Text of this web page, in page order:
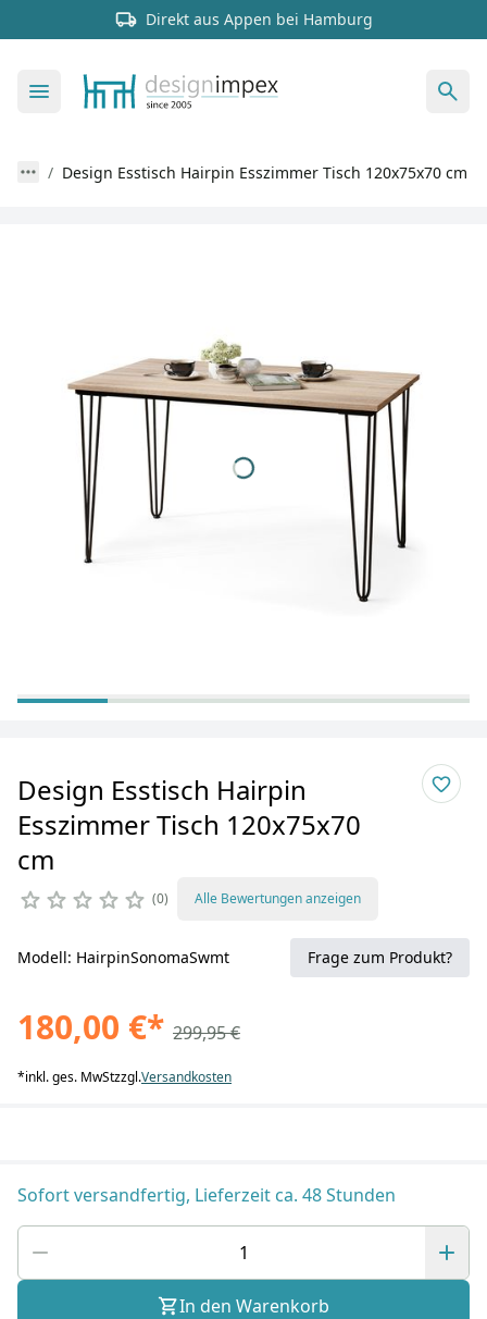
Direkt aus Appen bei Hamburg
Design Esstisch Hairpin Esszimmer Tisch 120x75x70 cm
Design Esstisch Hairpin
Esszimmer Tisch 120x75x70
cm
0 Alle Bewertungen anzeigen
Modell: HairpinSonomaSwmt Frage zum Produkt?
180,00 €* 299,95 €
*inkl. ges. MwStzzgl.Versandkosten
Sofort versandfertig, Lieferzeit ca. 48 Stunden
In den Warenkorb